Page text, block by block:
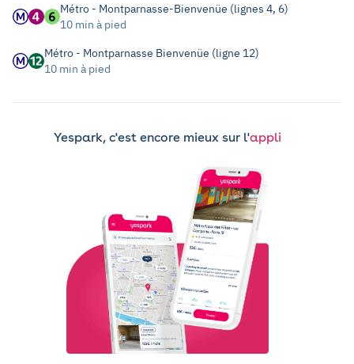
Métro - Montparnasse-Bienvenüe (lignes 4, 6)
10 min à pied
Métro - Montparnasse Bienvenüe (ligne 12)
10 min à pied
Yespark, c'est encore mieux sur l'appli